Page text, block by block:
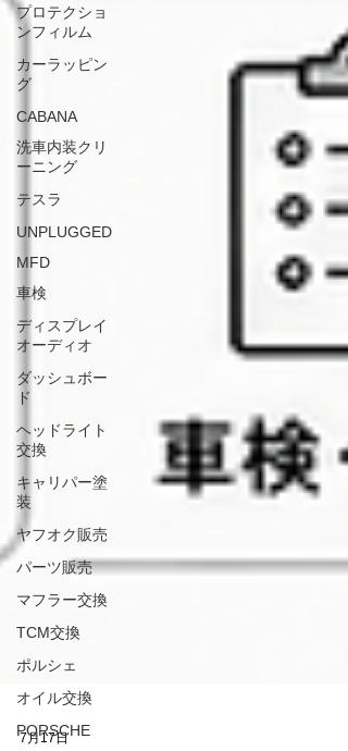
プロテクショ
ンフィルム
カーラッピン
グ
CABANA
洗車内装クリ
ーニング
テスラ
UNPLUGGED
MFD
車検
ディスプレイ
オーディオ
ダッシュボー
ド
ヘッドライト
交換
キャリパー塗
装
ヤフオク販売
パーツ販売
マフラー交換
TCM交換
ポルシェ
オイル交換
PORSCHE